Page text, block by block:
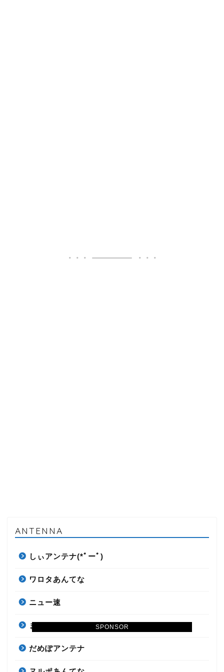
SPONSOR
ANTENNA
しぃアンテナ(*ﾟーﾟ)
ワロタあんてな
ニュー速
まとめくすアンテナ
だめぽアンテナ